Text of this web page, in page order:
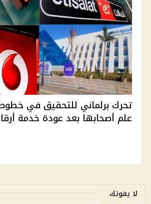
تحرك برلماني للتحقيق في
علم أصحابها بعد عودة خدمة
لا يفوتك